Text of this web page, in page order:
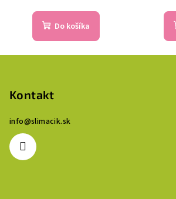
Do košíka
Kontakt
info@slimacik.sk